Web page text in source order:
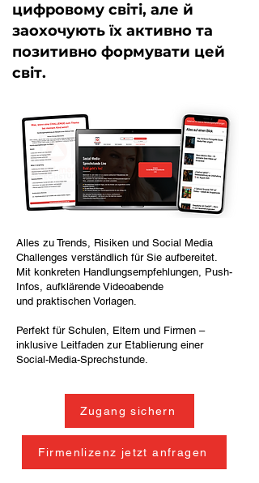
цифровому світі, але й
заохочують їх активно та
позитивно формувати цей
світ.
Alles zu Trends, Risiken und Social Media
Challenges verständlich für Sie aufbereitet.
Mit konkreten Handlungsempfehlungen, Push-
Infos, aufklärende Videoabende
und praktischen Vorlagen.
Perfekt für Schulen, Eltern und Firmen –
inklusive Leitfaden zur Etablierung einer
Social-Media-Sprechstunde.
Zugang sichern
Firmenlizenz jetzt anfragen